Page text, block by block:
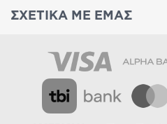
ΣΧΕΤΙΚΑ ΜΕ ΕΜΑΣ